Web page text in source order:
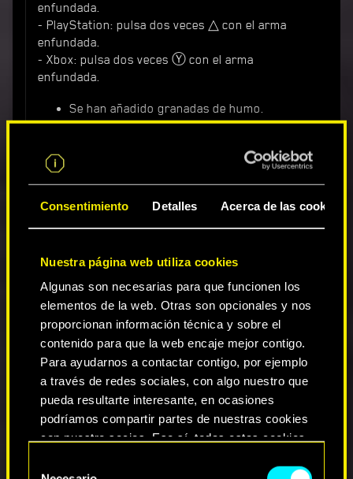
Consentimiento Detalles Acerca de las cookies
Nuestra página web utiliza cookies
Algunas son necesarias para que funcionen los
elementos de la web. Otras son opcionales y nos
proporcionan información técnica y sobre el
contenido para que la web encaje mejor contigo.
Para ayudarnos a contactar contigo, por ejemplo
a través de redes sociales, con algo nuestro que
pueda resultarte interesante, en ocasiones
podríamos compartir partes de nuestras cookies
con nuestro socios. Eso sí, todas estas cookies
enfundada.
- PlayStation: pulsa dos veces △ con el arma
enfundada.
- Xbox: pulsa dos veces Ⓨ con el arma
enfundada.
Se han añadido granadas de humo.
Se han añadido nuevos remates con armas
Ahora se puede encontrar una katana
han rediseñado algunos existentes. Una vez
los instaléis en un arma, los mods no se
Todos los mods de armas obsoletos se
eliminarán del juego. En su lugar,
encontraréis nuevos mods de armas
aleatorios en la mochila. La calidad de los
mods añadidos de esta forma, depende de
vuestro nivel.
Se ha eliminado el espacio para el
silenciador en los revólveres.
Se ha eliminado el espacio para la mira en
las ametralladoras ligeras.
Se ha implementado una nueva manera de
arma, se deben tener al menos 2 mods de